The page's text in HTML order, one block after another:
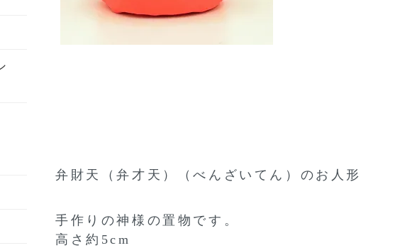
弁財天（弁才天）（べんざいてん）のお人形
手作りの神様の置物です。
高さ約5cm